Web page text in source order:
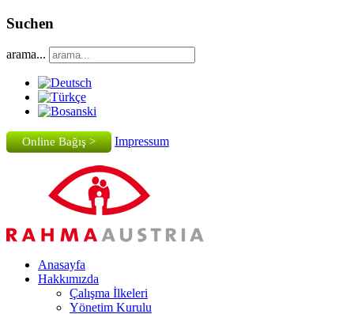
Suchen
arama...
Online Bağış > Impressum
Anasayfa
Hakkımızda
Çalışma İlkeleri
Yönetim Kurulu